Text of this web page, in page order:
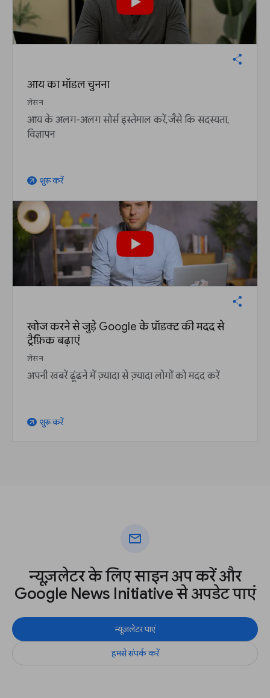
आय का मॉडल चुनना
लेसन
आय के अलग-अलग सोर्स इस्तेमाल करें, जैसे कि सदस्यता,
विज्ञापन
arrow_outward शुरू करें
खोज करने से जुड़े Google के प्रॉडक्ट की मदद से
ट्रैफ़िक बढ़ाएं
लेसन
अपनी खबरें ढूंढने में ज़्यादा से ज़्यादा लोगों को मदद करें
arrow_outward शुरू करें
mail
न्यूज़लेटर के लिए साइन अप करें और
Google News Initiative से अपडेट पाएं
न्यूज़लेटर पाएं
हमसे संपर्क करें